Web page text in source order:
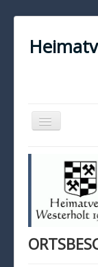
Navigation
an/aus
KONTAKT
IMPRESSUM